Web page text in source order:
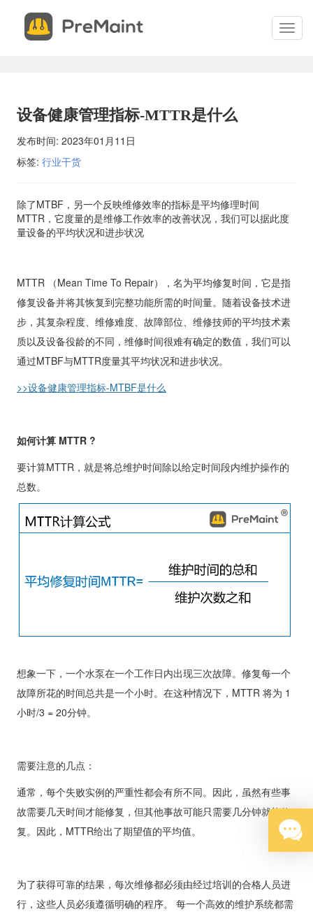
切
换
设备健康管理指标-MTTR是什么
发布时间: 2023年01月11日
标签: 行业干货
除了MTBF，另一个反映维修效率的指标是平均修理时间
MTTR，它度量的是维修工作效率的改善状况，我们可以据此度
量设备的平均状况和进步状况
MTTR （Mean Time To Repair），名为平均修复时间，它是指
修复设备并将其恢复到完整功能所需的时间量。随着设备技术进
步，其复杂程度、维修难度、故障部位、维修技师的平均技术素
质以及设备役龄的不同，维修时间很难有确定的数值，我们可以
通过MTBF与MTTR度量其平均状况和进步状况。
>>设备健康管理指标-MTBF是什么
如何计算 MTTR ?
要计算MTTR ，就是将总维护时间除以给定时间段内维护操作的
总数。
想象一下，一个水泵在一个工作日内出现三次故障。修复每一个
故障所花的时间总共是一个小时。在这种情况下， MTTR 将为 1
小时/3 = 20分钟。
需要注意的几点：
通常，每个失败实例的严重性都会有所不同。因此，虽然有些事
故需要几天时间才能修复，但其他事故可能只需要几分钟就能修
复。因此， MTTR给出了期望值的平均值。
为了获得可靠的结果，每次维修都必须由经过培训的合格人员进
行，这些人员必须遵循明确的程序。 每一个高效的维护系统都需
申
请
试
关
闭
安排您的现场演示。
*联系电话
* 电子邮件
联系人
*公司名称
*行业
提交